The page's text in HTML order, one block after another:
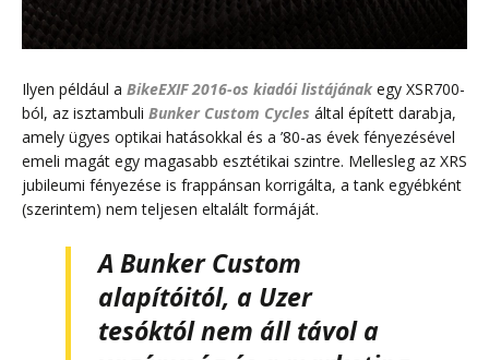
Ilyen például a BikeEXIF 2016-os kiadói listájánakegy XSR700-
ból, az isztambuli Bunker Custom Cycles által épített darabja,
amely ügyes optikai hatásokkal és a ’80-as évek fényezésével
emeli magát egy magasabb esztétikai szintre. Mellesleg az XRS
jubileumi fényezése is frappánsan korrigálta, a tank egyébként
(szerintem) nem teljesen eltalált formáját.
A Bunker Custom
alapítóitól, a Uzer
tesóktólnem áll távol a